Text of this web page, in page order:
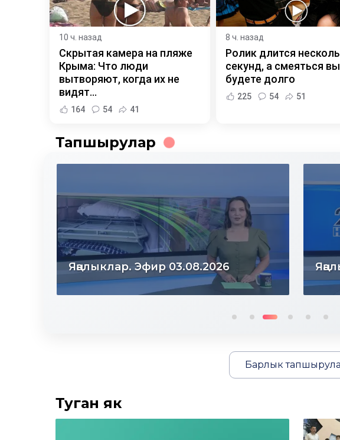
10 ч. назад
Скрытая камера на пляже
Крыма: Что люди
вытворяют, когда их не
видят...
164 54 41
8 ч. назад
Ролик длится
секунд, а смеяться вы
будете долго
225 54 51
Тапшырулар
Яңалыклар. Эфир 31.07.2026
Барлык
Туган як